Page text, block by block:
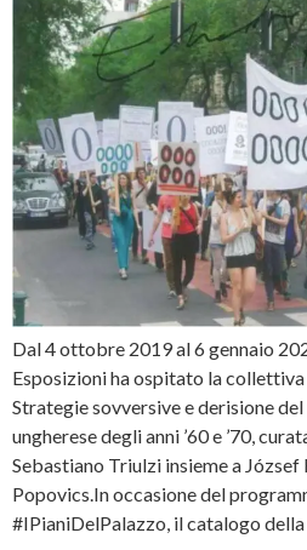
Dal 4 ottobre 2019 al 6 gennaio
Esposizioni ha ospitato la collettiva
Strategie sovversive e derisione
ungherese degli anni ’60 e ’70,
Sebastiano Triulzi insieme a
Popovics.In occasione del
#IPianiDelPalazzo, il catalogo